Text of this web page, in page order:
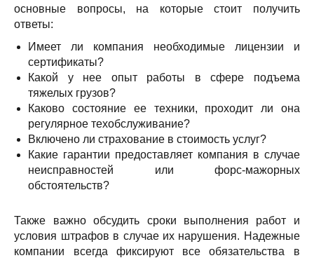
основные вопросы, на которые стоит получить
ответы:
Имеет ли компания необходимые лицензии и
сертификаты?
Какой у нее опыт работы в сфере подъема
тяжелых грузов?
Каково состояние ее техники, проходит ли она
регулярное техобслуживание?
Включено ли страхование в стоимость услуг?
Какие гарантии предоставляет компания в случае
неисправностей или форс-мажорных
обстоятельств?
Также важно обсудить сроки выполнения работ и
условия штрафов в случае их нарушения. Надежные
компании всегда фиксируют все обязательства в